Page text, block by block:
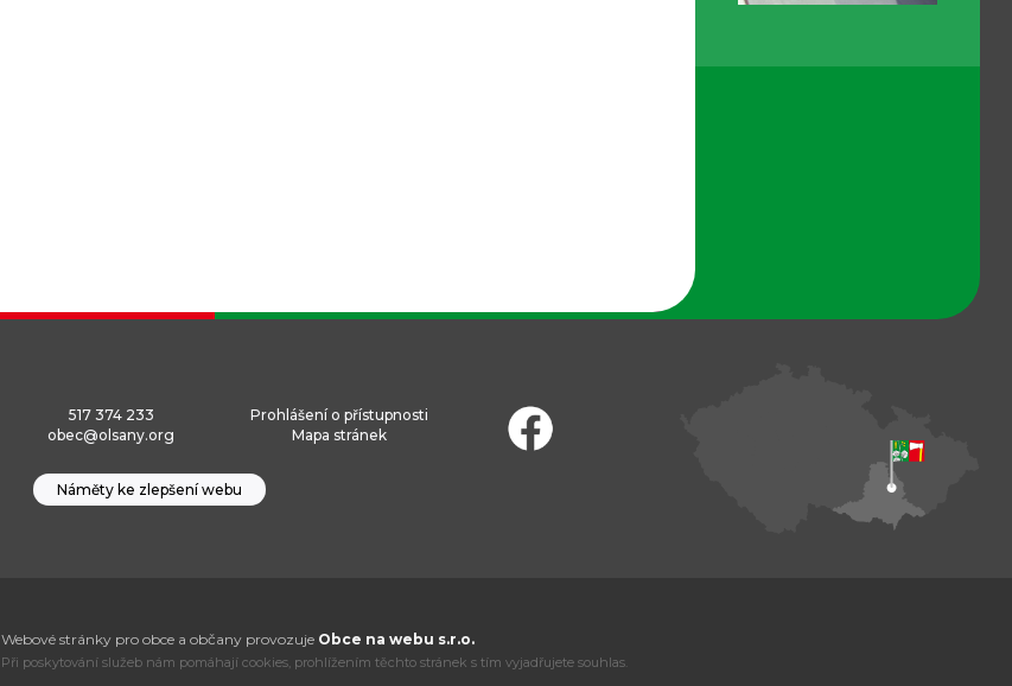
517 374 233
obec@olsany.org
Prohlášení o přístupnosti
Mapa stránek
Náměty ke zlepšení webu
Webové stránky pro obce a občany provozuje Obce na webu s.r.o.
Při poskytování služeb nám pomáhají cookies, prohlížením těchto stránek s tím vyjadřujete souhlas.